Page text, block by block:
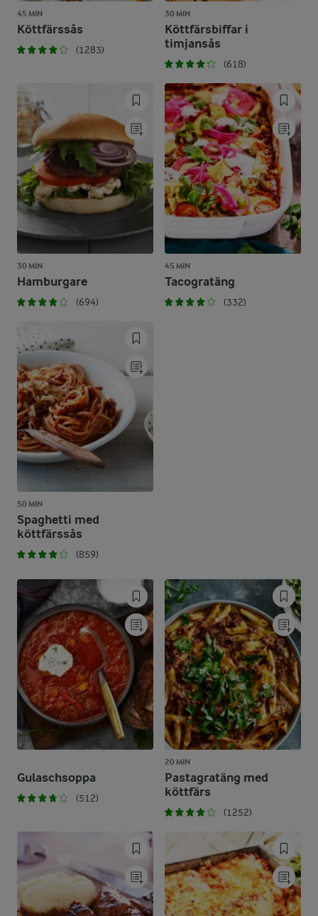
45 MIN
Köttfärssås
(1283)
30 MIN
Köttfärsbiffar i
timjansås
(618)
30 MIN
Hamburgare
(694)
45 MIN
Tacogratäng
(332)
50 MIN
Spaghetti med
köttfärssås
(859)
Gulaschsoppa
(512)
20 MIN
Pastagratäng med
köttfärs
(1252)